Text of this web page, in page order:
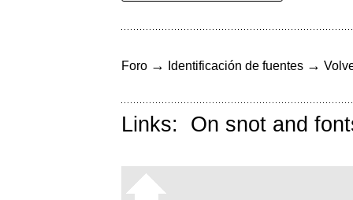
Foro → Identificación de fuentes →
Links: On snot and